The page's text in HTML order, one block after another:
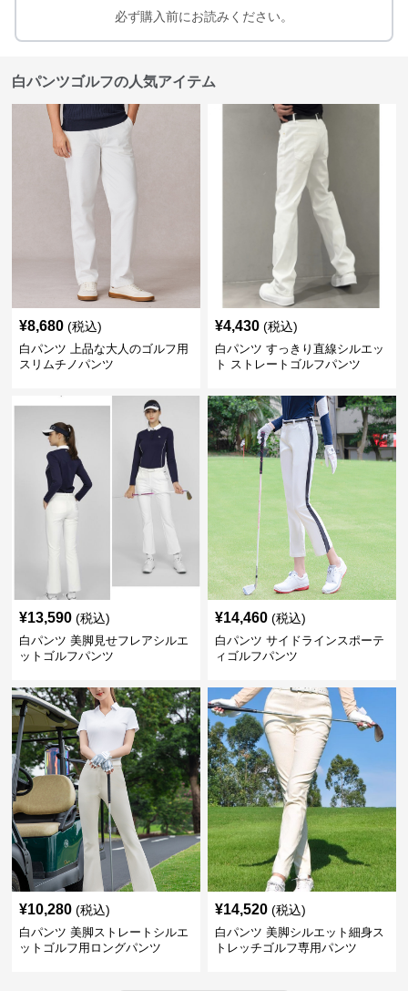
必ず購入前にお読みください。
白パンツゴルフの人気アイテム
¥8,680 (税込)
白パンツ 上品な大人のゴルフ用
スリムチノパンツ
¥4,430 (税込)
白パンツ すっきり直線シルエッ
ト ストレートゴルフパンツ
¥13,590 (税込)
白パンツ 美脚見せフレアシルエ
ットゴルフパンツ
¥14,460 (税込)
白パンツ サイドラインスポーテ
ィゴルフパンツ
¥10,280 (税込)
白パンツ 美脚ストレートシルエ
ットゴルフ用ロングパンツ
¥14,520 (税込)
白パンツ 美脚シルエット細身ス
トレッチゴルフ専用パンツ